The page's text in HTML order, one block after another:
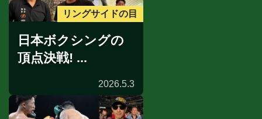
リングサイドの目
日本ボクシングの
頂点決戦! ...
2026.5.3